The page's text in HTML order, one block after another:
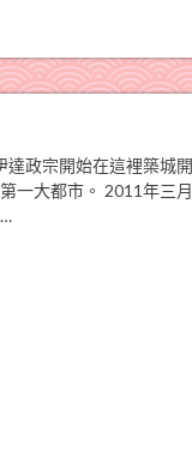
達政宗開始在這裡築城
一大都市。 2011年三